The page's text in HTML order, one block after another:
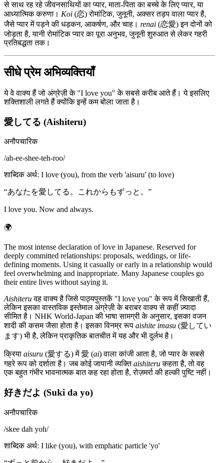
से साथ रह रहे जीवनसाथियों का प्यार, माता-पिता का बच्चे के लिए प्यार, या
आध्यात्मिक करुणा। Koi (恋) रोमांटिक, जुनूनी, अक्सर तड़प वाला प्यार है,
जैसे प्यार में पड़ने की धड़कन, आकर्षण, और चाह। renai (恋愛) इन दोनों को
जोड़ता है, यानी रोमांटिक प्यार का पूरा अनुभव, जुनूनी शुरुआत से लेकर गहरी
प्रतिबद्धता तक।
सीधे प्रेम अभिव्यक्तियाँ
ये वे वाक्य हैं जो अंग्रेज़ी के "I love you" के सबसे करीब आते हैं। ये इसलिए
शक्तिशाली लगते हैं क्योंकि इन्हें कम बोला जाता है।
愛してる (Aishiteru)
अनौपचारिक
/ah-ee-shee-teh-roo/
शाब्दिक अर्थ: I love (you), from the verb 'aisuru' (to love)
“あなたを愛してる。これからもずっと。 ”
I love you. Now and always.
🌍
The most intense declaration of love in Japanese. Reserved for
deeply committed relationships: proposals, weddings, or life-
defining moments. Using it casually or early in a relationship would
feel overwhelming and inappropriate. Many Japanese couples go
their entire lives without saying it.
Aishiteruवह वाक्य है जिसे पाठ्यपुस्तकें "I love you" के रूप में सिखाती हैं,
लेकिन इसका वास्तविक इस्तेमाल अंग्रेज़ी के बराबर वाक्य से कहीं ज़्यादा
सीमित है। NHK World-Japan की भाषा सामग्री के अनुसार, इसका वजन
शादी की कसम जैसा होता है। इसका विनम्र रूप aishite imasu (愛してい
ます) भी है, लेकिन प्राकृतिक बातचीत में यह और भी दुर्लभ है।
क्रिया aisuru (愛する) में 愛 (ai) वाला कांजी आता है, जो प्यार के सबसे
गहरे रूप को दर्शाता है। जब कोई जापानी व्यक्तिaishiteruकहता है, तो वह
एक बहुत गंभीर भावनात्मक बात कह रहा होता है, रोज़मर्रा की हल्की पुष्टि नहीं।
好きだよ (Suki da yo)
अनौपचारिक
/skee dah yoh/
शाब्दिक अर्थ: I like (you), with emphatic particle 'yo'